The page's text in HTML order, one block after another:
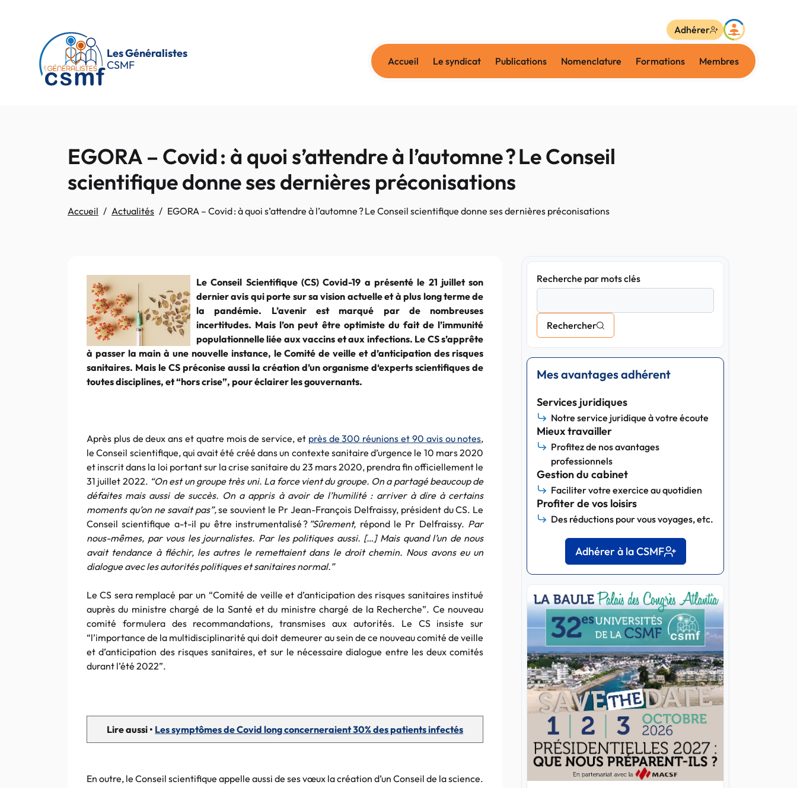
Les Généralistes
CSMF
Accueil Le syndicat Publications Nomenclature Formations Membres
Adhérer
EGORA – Covid : à quoi s’attendre à l’automne ? Le Conseil
scientifique donne ses dernières préconisations
Accueil Actualités EGORA – Covid : à quoi s’attendre à l’automne ? Le Conseil scientifique donne ses dernières préconisations
Le Conseil Scientifique (CS) Covid-19 a présenté le 21 juillet son
dernier avis qui porte sur sa vision actuelle et à plus long terme de
la pandémie. L’avenir est marqué par de nombreuses
incertitudes. Mais l’on peut être optimiste du fait de l’immunité
populationnelle liée aux vaccins et aux infections. Le CS s’apprête
à passer la main à une nouvelle instance, le Comité de veille et d’anticipation des risques
sanitaires. Mais le CS préconise aussi la création d’un organisme d‘experts scientifiques de
toutes disciplines, et “hors crise”, pour éclairer les gouvernants.
Après plus de deux ans et quatre mois de service, et près de 300 réunions et 90 avis ou notes,
le Conseil scientifique, qui avait été créé dans un contexte sanitaire d’urgence le 10 mars 2020
et inscrit dans la loi portant sur la crise sanitaire du 23 mars 2020, prendra fin officiellement le
31 juillet 2022. “On est un groupe très uni. La force vient du groupe. On a partagé beaucoup de
défaites mais aussi de succès. On a appris à avoir de l’humilité : arriver à dire à certains
moments qu’on ne savait pas”,se souvient le Pr Jean-François Delfraissy, président du CS. Le
Conseil scientifique a-t-il pu être instrumentalisé ? ”Sûrement, répond le Pr Delfraissy. Par
nous-mêmes, par vous les journalistes. Par les politiques aussi. […] Mais quand l’un de nous
avait tendance à fléchir, les autres le remettaient dans le droit chemin. Nous avons eu un
dialogue avec les autorités politiques et sanitaires normal.”
Le CS sera remplacé par un “Comité de veille et d’anticipation des risques sanitaires institué
auprès du ministre chargé de la Santé et du ministre chargé de la Recherche”. Ce nouveau
comité formulera des recommandations, transmises aux autorités. Le CS insiste sur
“l’importance de la multidisciplinarité qui doit demeurer au sein de ce nouveau comité de veille
et d’anticipation des risques sanitaires, et sur le nécessaire dialogue entre les deux comités
durant l’été 2022”.
Lire aussi • Les symptômes de Covid long concerneraient 30% des patients infectés
En outre, le Conseil scientifique appelle aussi de ses vœux la création d’un Conseil de la science.
Recherche par mots clés
Rechercher
Mes avantages adhérent
Services juridiques
Notre service juridique à votre écoute
Mieux travailler
Profitez de nos avantages
professionnels
Gestion du cabinet
Faciliter votre exercice au quotidien
Profiter de vos loisirs
Des réductions pour vous voyages, etc.
Adhérer à la CSMF